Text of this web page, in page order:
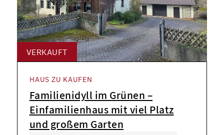
VERKAUFT
HAUS ZU KAUFEN
Familienidyll im Grünen –
Einfamilienhaus mit viel Platz
und großem Garten